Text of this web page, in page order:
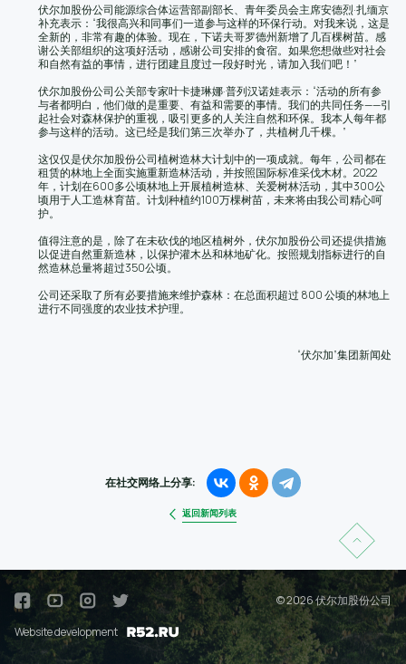
伏尔加股份公司能源综合体运营部副部长、青年委员会主席安德烈·扎缅京
补充表示：“我很高兴和同事们一道参与这样的环保行动。对我来说，这是
全新的，非常有趣的体验。现在，下诺夫哥罗德州新增了几百棵树苗。感
谢公关部组织的这项好活动，感谢公司安排的食宿。如果您想做些对社会
和自然有益的事情，进行团建且度过一段好时光，请加入我们吧！”
伏尔加股份公司公关部专家叶卡捷琳娜·普列汉诺娃表示：“活动的所有参
与者都明白，他们做的是重要、有益和需要的事情。我们的共同任务——引
起社会对森林保护的重视，吸引更多的人关注自然和环保。我本人每年都
参与这样的活动。这已经是我们第三次举办了，共植树几千棵。”
这仅仅是伏尔加股份公司植树造林大计划中的一项成就。每年，公司都在
租赁的林地上全面实施重新造林活动，并按照国际标准采伐木材。2022
年，计划在600多公顷林地上开展植树造林、关爱树林活动，其中300公
顷用于人工造林育苗。计划种植约100万棵树苗，未来将由我公司精心呵
护。
值得注意的是，除了在未砍伐的地区植树外，伏尔加股份公司还提供措施
以促进自然重新造林，以保护灌木丛和林地矿化。按照规划指标进行的自
然造林总量将超过350公顷。
公司还采取了所有必要措施来维护森林：在总面积超过 800 公顷的林地上
进行不同强度的农业技术护理。
“伏尔加”集团新闻处
返回新闻列表
在社交网络上分享:
© 2026 伏尔加股份公司
Website development